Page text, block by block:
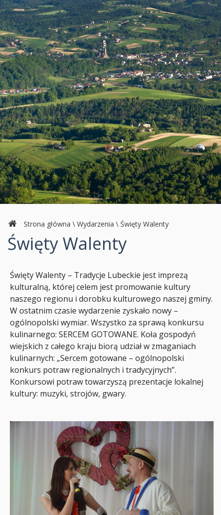
Strona główna \ Wydarzenia \ Święty Walenty
Święty Walenty
Święty Walenty – Tradycje Lubeckie jest imprezą
kulturalną, której celem jest promowanie kultury
naszego regionu i dorobku kulturowego naszej gminy.
W ostatnim czasie wydarzenie zyskało nowy –
ogólnopolski wymiar. Wszystko za sprawą konkursu
kulinarnego: SERCEM GOTOWANE. Koła gospodyń
wiejskich z całego kraju biorą udział w zmaganiach
kulinarnych: „Sercem gotowane – ogólnopolski
konkurs potraw regionalnych i tradycyjnych”.
Konkursowi potraw towarzyszą prezentacje lokalnej
kultury: muzyki, strojów, gwary.